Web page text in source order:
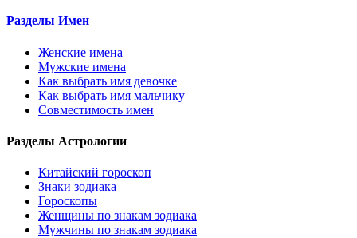
Разделы Имен
Женские имена
Мужские имена
Как выбрать имя девочке
Как выбрать имя мальчику
Совместимость имен
Разделы Астрологии
Китайский гороскоп
Знаки зодиака
Гороскопы
Женщины по знакам зодиака
Мужчины по знакам зодиака